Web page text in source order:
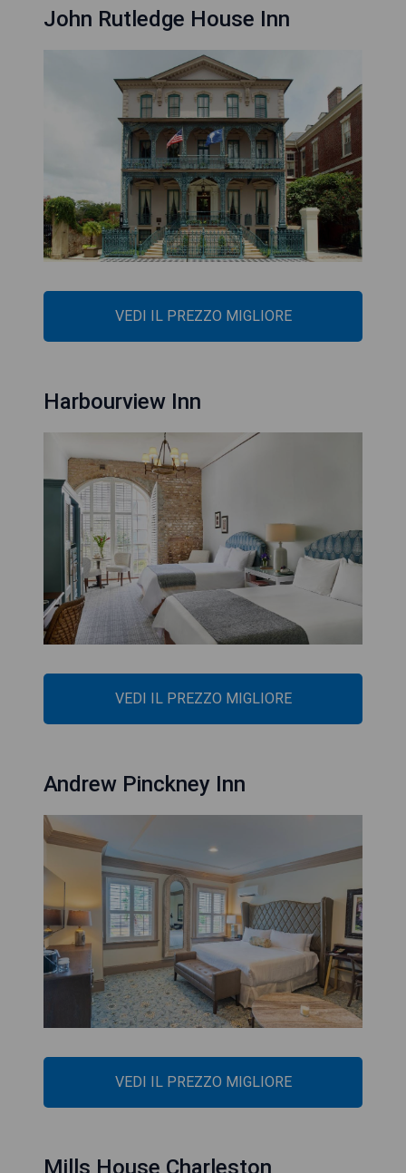
John Rutledge House Inn
VEDI IL PREZZO MIGLIORE
Harbourview Inn
VEDI IL PREZZO MIGLIORE
Andrew Pinckney Inn
VEDI IL PREZZO MIGLIORE
Mills House Charleston